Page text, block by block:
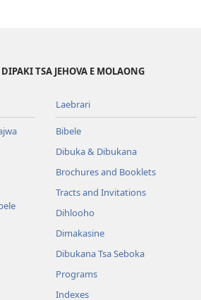
TSA JEHOVA E MOLAONG
Laebrari
Bibele
Dibuka & Dibukana
Brochures and Booklets
Tracts and Invitations
Dihlooho
Dimakasine
Dibukana Tsa Seboka
Programs
Indexes